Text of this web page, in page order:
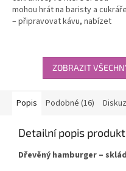
mohou hrát na baristy a cukráře
– připravovat kávu, nabízet
ZOBRAZIT
Popis Podobné (16)
Detailní popis
Dřevěný hamburger –